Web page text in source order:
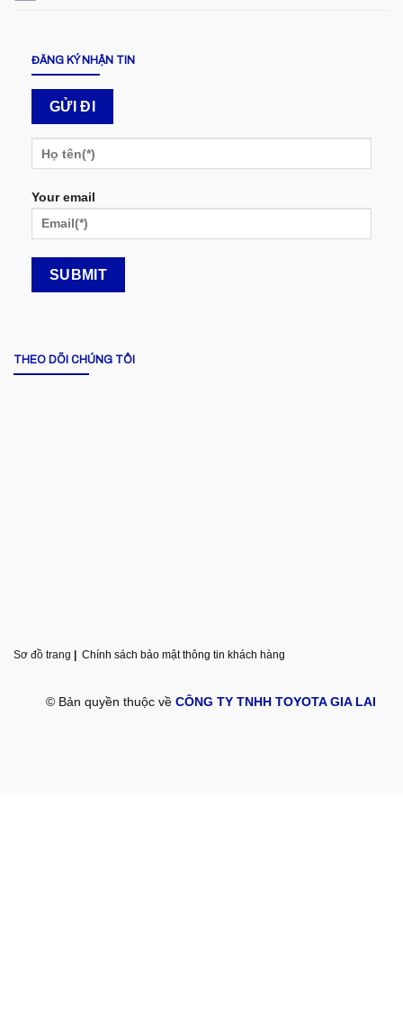
ĐĂNG KÝ NHẬN TIN
Your email
THEO DÕI CHÚNG TÔI
Sơ đồ trang | Chính sách bảo mật thông tin khách hàng
© Bản quyền thuộc về CÔNG TY TNHH TOYOTA GIA LAI